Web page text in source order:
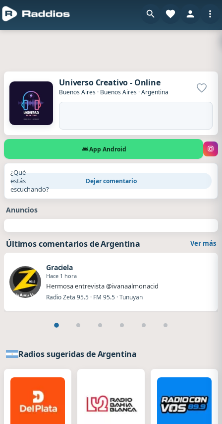
Universo Creativo - Online
Buenos Aires · Buenos Aires ·Argentina
App Android
¿Qué
estás
escuchando?
Dejar comentario
Anuncios
Últimos comentarios de Argentina Ver más
Graciela
Hace 1 hora
Hermosa entrevista @ivanaalmonacid
Radio Zeta 95.5 · FM 95.5 · Tunuyan
Radios sugeridas de Argentina